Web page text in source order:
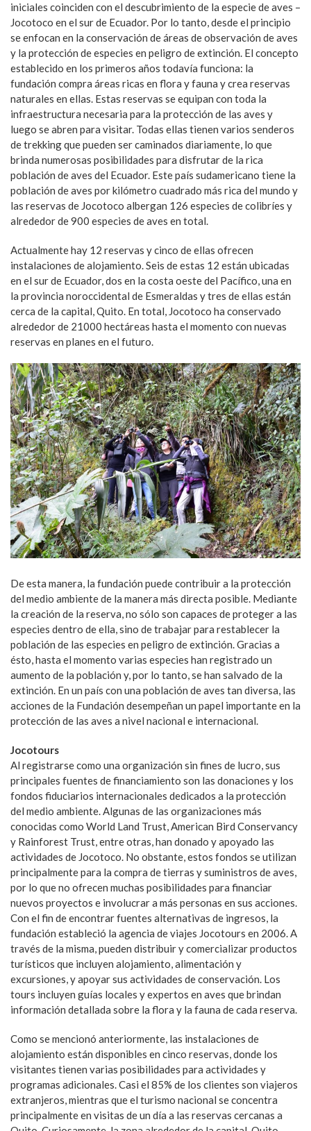
iniciales coinciden con el descubrimiento de la especie de aves –
Jocotoco en el sur de Ecuador. Por lo tanto, desde el principio
se enfocan en la conservación de áreas de observación de aves
y la protección de especies en peligro de extinción. El concepto
establecido en los primeros años todavía funciona: la
fundación compra áreas ricas en flora y fauna y crea reservas
naturales en ellas. Estas reservas se equipan con toda la
infraestructura necesaria para la protección de las aves y
luego se abren para visitar. Todas ellas tienen varios senderos
de trekking que pueden ser caminados diariamente, lo que
brinda numerosas posibilidades para disfrutar de la rica
población de aves del Ecuador. Este país sudamericano tiene la
población de aves por kilómetro cuadrado más rica del mundo y
las reservas de Jocotoco albergan 126 especies de colibríes y
alrededor de 900 especies de aves en total.
Actualmente hay 12 reservas y cinco de ellas ofrecen
instalaciones de alojamiento. Seis de estas 12 están ubicadas
en el sur de Ecuador, dos en la costa oeste del Pacífico, una en
la provincia noroccidental de Esmeraldas y tres de ellas están
cerca de la capital, Quito. En total, Jocotoco ha conservado
alrededor de 21000 hectáreas hasta el momento con nuevas
reservas en planes en el futuro.
De esta manera, la fundación puede contribuir a la protección
del medio ambiente de la manera más directa posible. Mediante
la creación de la reserva, no sólo son capaces de proteger a las
especies dentro de ella, sino de trabajar para restablecer la
población de las especies en peligro de extinción. Gracias a
ésto, hasta el momento varias especies han registrado un
aumento de la población y, por lo tanto, se han salvado de la
extinción. En un país con una población de aves tan diversa, las
acciones de la Fundación desempeñan un papel importante en la
protección de las aves a nivel nacional e internacional.
Jocotours
Al registrarse como una organización sin fines de lucro, sus
principales fuentes de financiamiento son las donaciones y los
fondos fiduciarios internacionales dedicados a la protección
del medio ambiente. Algunas de las organizaciones más
conocidas como World Land Trust, American Bird Conservancy
y Rainforest Trust, entre otras, han donado y apoyado las
actividades de Jocotoco. No obstante, estos fondos se utilizan
principalmente para la compra de tierras y suministros de aves,
por lo que no ofrecen muchas posibilidades para financiar
nuevos proyectos e involucrar a más personas en sus acciones.
Con el fin de encontrar fuentes alternativas de ingresos, la
fundación estableció la agencia de viajes Jocotours en 2006. A
través de la misma, pueden distribuir y comercializar productos
turísticos que incluyen alojamiento, alimentación y
excursiones, y apoyar sus actividades de conservación. Los
tours incluyen guías locales y expertos en aves que brindan
información detallada sobre la flora y la fauna de cada reserva.
Como se mencionó anteriormente, las instalaciones de
alojamiento están disponibles en cinco reservas, donde los
visitantes tienen varias posibilidades para actividades y
programas adicionales. Casi el 85% de los clientes son viajeros
extranjeros, mientras que el turismo nacional se concentra
principalmente en visitas de un día a las reservas cercanas a